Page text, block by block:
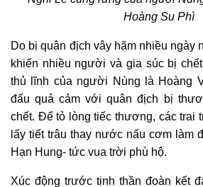
Hoàng Su Phì
Do bị quân địch vây hãm nhiều ngày
khiến nhiều người và gia súc bị
thủ lĩnh của người Nùng là Hoàng
đấu quả cảm với quân địch bị
chết. Để tỏ l òng tiếc thương, các trai
lấy tiết trâu thay nước nấu cơm làm
Hạn Hung- tức vua trời phù hộ.
Xúc động trước tinh thần đoàn kết